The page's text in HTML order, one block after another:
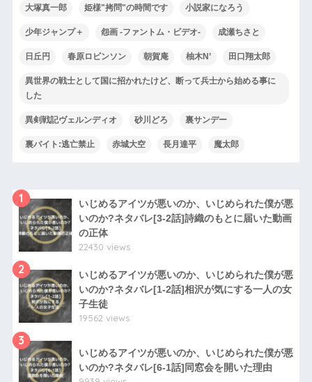
大塚真一郎 姫様"拷問"の時間です 小説家になろう
少年ジャンプ＋ 怨画 -ファントム・ビデオ- 成瀬ちさと
日丘円 春原ロビンソン 朝賀庵 柚木N’ 田口翔太郎
異世界の戦士として国に招かれたけど、断って兵士から始める事に
した
異剣戦記ヴェルンディオ 砂川どろ 裏サンデー
裏バイト:逃亡禁止 赤城大空 長月達平 魔太郎
1
いじめるアイツが悪いのか、いじめられた僕が悪
いのか?ネタバレ[3-2話]詩織のもとに届いた動画
の正体
22430 views
2
いじめるアイツが悪いのか、いじめられた僕が悪
いのか?ネタバレ[1-2話]相沢が気にする一人の女
子生徒
19562 views
3
いじめるアイツが悪いのか、いじめられた僕が悪
いのか?ネタバレ[6-1話]同窓会を開いた理由